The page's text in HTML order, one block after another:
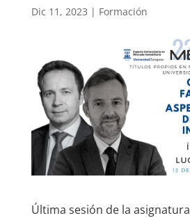
Dic 11, 2023 | Formación
Última sesión de la asignatura